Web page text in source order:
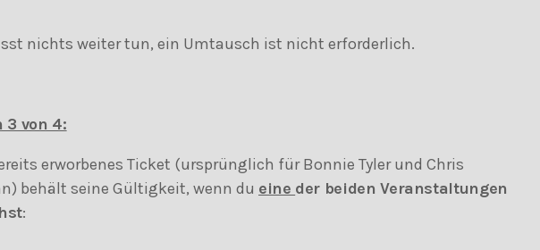
nichts weiter tun, ein Umtausch ist nicht erforderlich.
3 von 4:
erworbenes Ticket (ursprünglich für Bonnie Tyler und Chris
behält seine Gültigkeit, wenn du eine der beiden Veranstaltungen
: